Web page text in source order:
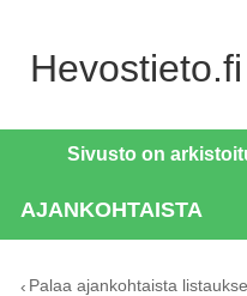
Hevostieto.fi
Sivusto on
AJANKOHTAISTA
Palaa ajankohtaista